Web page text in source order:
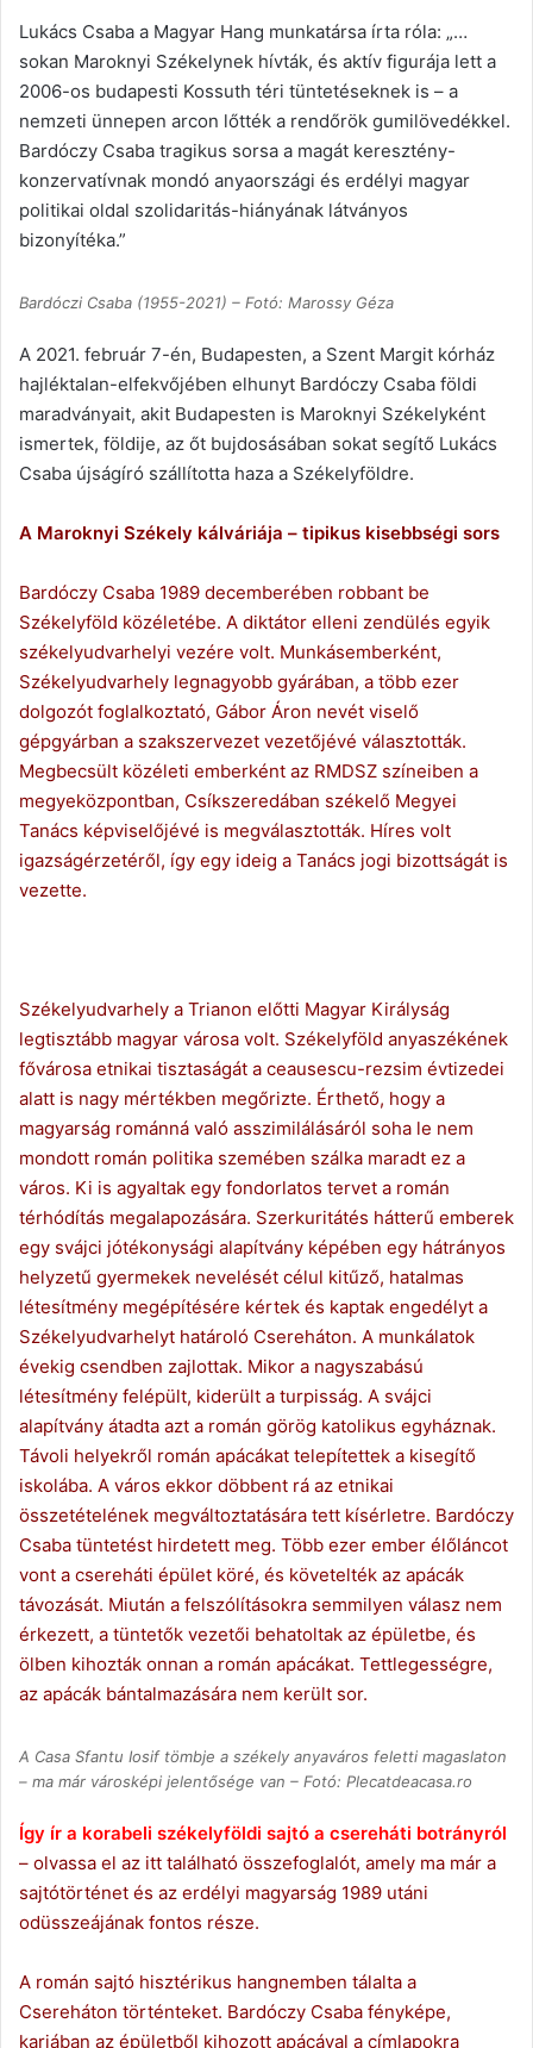
Lukács Csaba a Magyar Hang munkatársa írta róla: „…
sokan Maroknyi Székelynek hívták, és aktív figurája lett a
2006-os budapesti Kossuth téri tüntetéseknek is – a
nemzeti ünnepen arcon lőtték a rendőrök gumilövedékkel.
Bardóczy Csaba tragikus sorsa a magát keresztény-
konzervatívnak mondó anyaországi és erdélyi magyar
politikai oldal szolidaritás-hiányának látványos
bizonyítéka.”
Bardóczi Csaba (1955-2021) – Fotó: Marossy Géza
A 2021. február 7-én, Budapesten, a Szent Margit kórház
hajléktalan-elfekvőjében elhunyt Bardóczy Csaba földi
maradványait, akit Budapesten is Maroknyi Székelyként
ismertek, földije, az őt bujdosásában sokat segítő Lukács
Csaba újságíró szállította haza a Székelyföldre.
A Maroknyi Székely kálváriája – tipikus kisebbségi sors
Bardóczy Csaba 1989 decemberében robbant be
Székelyföld közéletébe. A diktátor elleni zendülés egyik
székelyudvarhelyi vezére volt. Munkásemberként,
Székelyudvarhely legnagyobb gyárában, a több ezer
dolgozót foglalkoztató, Gábor Áron nevét viselő
gépgyárban a szakszervezet vezetőjévé választották.
Megbecsült közéleti emberként az RMDSZ színeiben a
megyeközpontban, Csíkszeredában székelő Megyei
Tanács képviselőjévé is megválasztották. Híres volt
igazságérzetéről, így egy ideig a Tanács jogi bizottságát is
vezette.
Székelyudvarhely a Trianon előtti Magyar Királyság
legtisztább magyar városa volt. Székelyföld anyaszékének
fővárosa etnikai tisztaságát a ceausescu-rezsim évtizedei
alatt is nagy mértékben megőrizte. Érthető, hogy a
magyarság románná való asszimilálásáról soha le nem
mondott román politika szemében szálka maradt ez a
város. Ki is agyaltak egy fondorlatos tervet a román
térhódítás megalapozására. Szerkuritátés hátterű emberek
egy svájci jótékonysági alapítvány képében egy hátrányos
helyzetű gyermekek nevelését célul kitűző, hatalmas
létesítmény megépítésére kértek és kaptak engedélyt a
Székelyudvarhelyt határoló Csereháton. A munkálatok
évekig csendben zajlottak. Mikor a nagyszabású
létesítmény felépült, kiderült a turpisság. A svájci
alapítvány átadta azt a román görög katolikus egyháznak.
Távoli helyekről román apácákat telepítettek a kisegítő
iskolába. A város ekkor döbbent rá az etnikai
összetételének megváltoztatására tett kísérletre. Bardóczy
Csaba tüntetést hirdetett meg. Több ezer ember élőláncot
vont a csereháti épület köré, és követelték az apácák
távozását. Miután a felszólításokra semmilyen válasz nem
érkezett, a tüntetők vezetői behatoltak az épületbe, és
ölben kihozták onnan a román apácákat. Tettlegességre,
az apácák bántalmazására nem került sor.
A Casa Sfantu Iosif tömbje a székely anyaváros feletti magaslaton
– ma már városképi jelentősége van – Fotó: Plecatdeacasa.ro
Így ír a korabeli székelyföldi sajtó a csereháti botrányról
– olvassa el az itt található összefoglalót, amely ma már a
sajtótörténet és az erdélyi magyarság 1989 utáni
odüsszeájának fontos része.
A román sajtó hisztérikus hangnemben tálalta a
Csereháton történteket. Bardóczy Csaba fényképe,
karjában az épületből kihozott apácával a címlapokra